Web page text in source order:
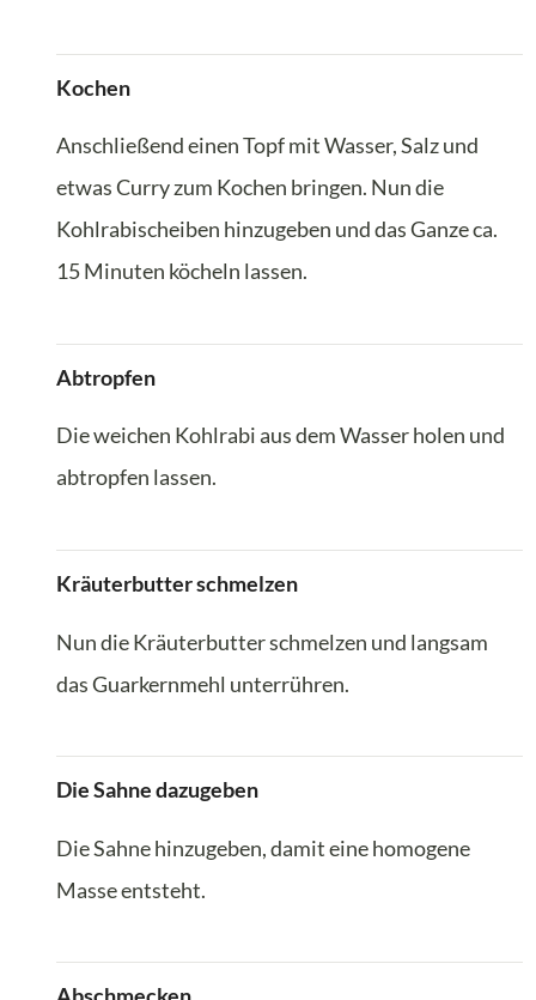
Kochen
Anschließend einen Topf mit Wasser, Salz und
etwas Curry zum Kochen bringen. Nun die
Kohlrabischeiben hinzugeben und das Ganze ca.
15 Minuten köcheln lassen.
Abtropfen
Die weichen Kohlrabi aus dem Wasser holen und
abtropfen lassen.
Kräuterbutter schmelzen
Nun die Kräuterbutter schmelzen und langsam
das Guarkernmehl unterrühren.
Die Sahne dazugeben
Die Sahne hinzugeben, damit eine homogene
Masse entsteht.